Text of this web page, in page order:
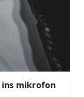
mikrofon